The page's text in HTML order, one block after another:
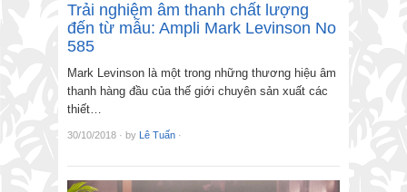
Trải nghiệm âm thanh chất lượng
đến từ mẫu: Ampli Mark Levinson No
585
Mark Levinson là một trong những thương hiệu âm
thanh hàng đầu của thế giới chuyên sản xuất các
thiết…
30/10/2018 · by Lê Tuấn ·